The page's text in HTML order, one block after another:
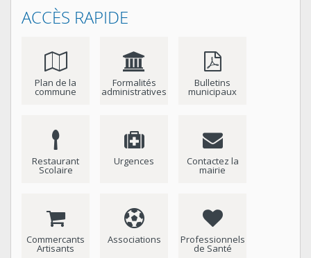
ACCÈS RAPIDE
Plan de la
commune
Formalités
administratives
Bulletins
municipaux
Restaurant
Scolaire
Urgences Contactez la
mairie
Commercants
Artisants
Associations Professionnels
de Santé